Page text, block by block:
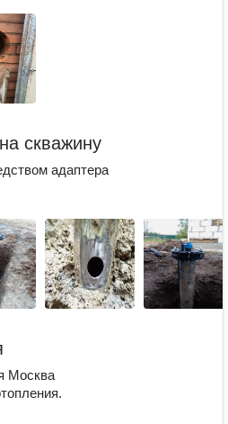
скважину
адаптера
Москва